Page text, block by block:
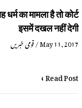
का मामला है तो कोर्ट
इसमें दखल नहीं देगी
قومی خبریں/May 11, 2017
Read Post »